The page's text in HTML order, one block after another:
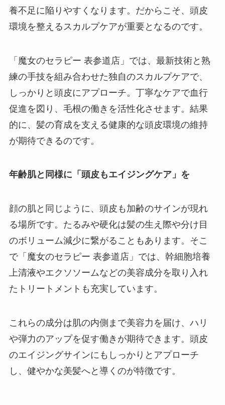
養不足に陥りやすくなります。だからこそ、頭皮
環境を整えるスカルプケアが重要となるのです。
「魔女のセラピー 表参道店」では、最新技術と熟
練の手技を組み合わせた独自のスカルプケアで、
しっかりと頭皮にアプローチ。丁寧なケアで血行
促進を図り、毛根の働きを活性化させます。結果
的に、髪の育成を支える健康的な頭皮環境の維持
が期待できるのです。
年齢肌と同様に「頭皮もエイジングケア」を
顔の肌と同じように、頭皮も加齢のサインが現れ
る場所です。たるみや硬化は髪の生え際や分け目
のボリューム減少に繋がることもあります。そこ
で「魔女のセラピー 表参道店」では、幹細胞培養
上清液やエクソソームなどの美容成分を取り入れ
たトリートメントも充実しています。
これらの成分は肌の内側まで美容力を届け、ハリ
や弾力のアップを促す働きが期待できます。頭皮
のエイジングサインにもしっかりとアプローチ
し、健やかな美髪へと導くのが特徴です。